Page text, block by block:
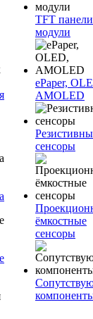
TFT
модули
ePaper,
AMOLED
сенсоры
ёмкостные
сенсоры